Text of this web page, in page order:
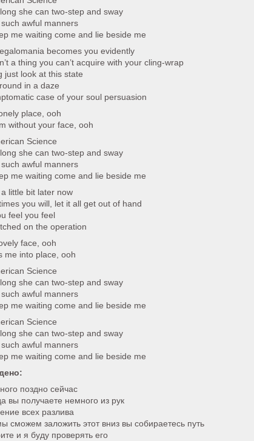
she can two-step and sway
such awful manners
me waiting come and lie beside me
becomes you evidently
a thing you can’t acquire with your cling-wrap
just look at this state
in a daze
case of your soul persuasion
place, ooh
without your face, ooh
Science
she can two-step and sway
such awful manners
me waiting come and lie beside me
a little bit later now
you will, let it all get out of hand
feel you feel
on the operation
face, ooh
me into place, ooh
Science
she can two-step and sway
such awful manners
me waiting come and lie beside me
Science
she can two-step and sway
such awful manners
me waiting come and lie beside me
поздно сейчас
вы получаете немного из рук
всех разлива
сможем заложить этот вниз вы собираетесь путь
и я буду проверять его